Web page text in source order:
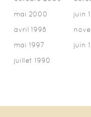
mai 2000
juin
avril 1998
mai 1997
juin
juillet 1990